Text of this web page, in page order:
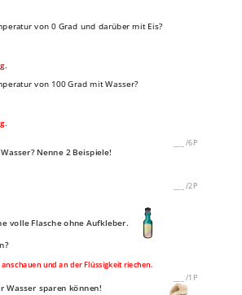
von 0 Grad und darüber mit Eis?
.
von 100 Grad mit Wasser?
.
/6P
Nenne 2 Beispiele!
/2P
volle Flasche ohne Aufkleber.
und an der Flüssigkeit riechen.
/1P
wir Wasser sparen können!